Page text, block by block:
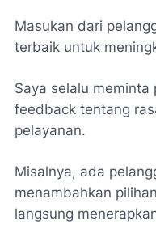
Masukan dari
terbaik untuk
Saya selalu
feedback tentang
pelayanan.
Misalnya, ada
menambahkan
langsung